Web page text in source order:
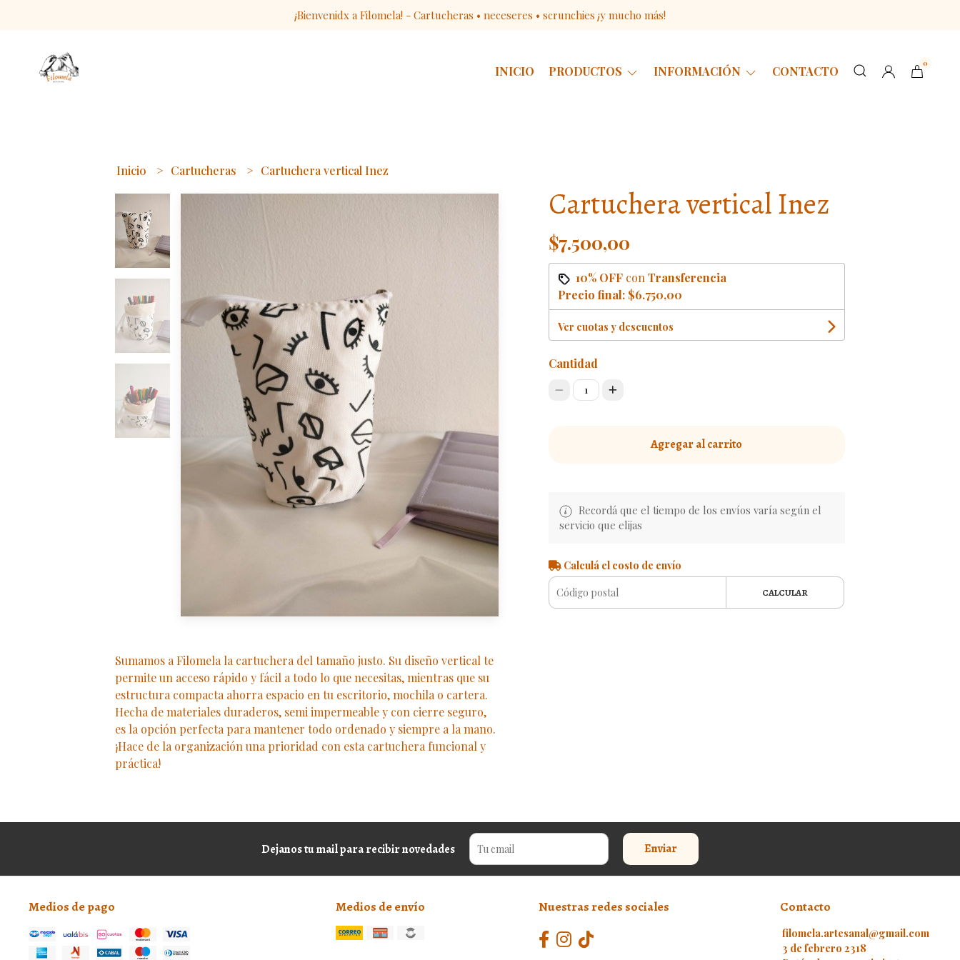
¡Bienvenidx a Filomela! - Cartucheras • neceseres • scrunchies ¡y mucho más!
INICIO PRODUCTOS INFORMACIÓN CONTACTO
0
Inicio Cartucheras Cartuchera vertical Inez
Sumamos a Filomela la cartuchera del tamaño justo. Su diseño vertical te
permite un acceso rápido y fácil a todo lo que necesitas, mientras que su
estructura compacta ahorra espacio en tu escritorio, mochila o cartera.
Hecha de materiales duraderos, semi impermeable y con cierre seguro,
es la opción perfecta para mantener todo ordenado y siempre a la mano.
¡Hace de la organización una prioridad con esta cartuchera funcional y
práctica!
Cartuchera vertical Inez
$7.500,00
10% OFFcon Transferencia
Precio final: $6.750,00
Ver cuotas y descuentos
Cantidad
1
Agregar al carrito
Recordá que el tiempo de los envíos varía según el
servicio que elijas
Calculá el costo de envío
CALCULAR
Dejanos tu mail para recibir novedades Enviar
Medios de pago Medios de envío Nuestras redes sociales Contacto
filomela.artesanal@gmail.com
3 de febrero 2318